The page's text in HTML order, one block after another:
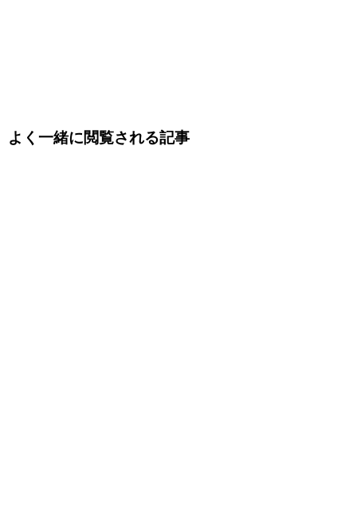
よく一緒に閲覧される記事